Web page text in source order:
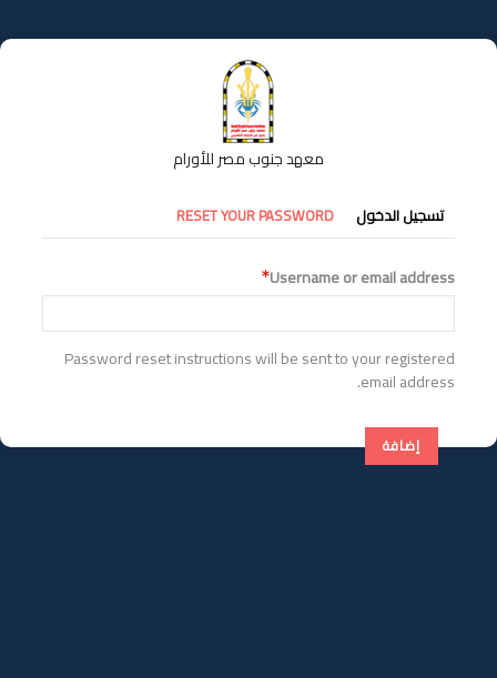
إلى
المحتوى
معهد جنوب مصر للأورام
التبويبات
الأساسية
تسجيل الدخول RESET YOUR PASSWORD
Username or email address
Password reset instructions will be sent to your registered
email address.